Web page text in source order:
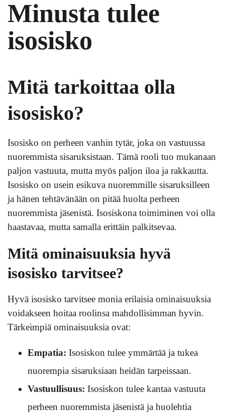
Minusta tulee
isosisko
Mitä tarkoittaa olla
isosisko?
Isosisko on perheen vanhin tytär, joka on vastuussa
nuoremmista sisaruksistaan. Tämä rooli tuo mukanaan
paljon vastuuta, mutta myös paljon iloa ja rakkautta.
Isosisko on usein esikuva nuoremmille sisaruksilleen
ja hänen tehtävänään on pitää huolta perheen
nuoremmista jäsenistä. Isosiskona toimiminen voi olla
haastavaa, mutta samalla erittäin palkitsevaa.
Mitä ominaisuuksia hyvä
isosisko tarvitsee?
Hyvä isosisko tarvitsee monia erilaisia ominaisuuksia
voidakseen hoitaa roolinsa mahdollisimman hyvin.
Tärkeimpiä ominaisuuksia ovat:
Empatia: Isosiskon tulee ymmärtää ja tukea
nuorempia sisaruksiaan heidän tarpeissaan.
Vastuullisuus: Isosiskon tulee kantaa vastuuta
perheen nuoremmista jäsenistä ja huolehtia